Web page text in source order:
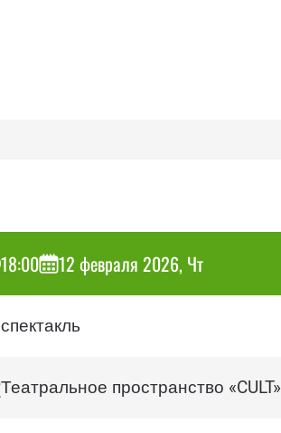
18:00 12 февраля 2026, Чт
спектакль
Театральное пространство «CULT»